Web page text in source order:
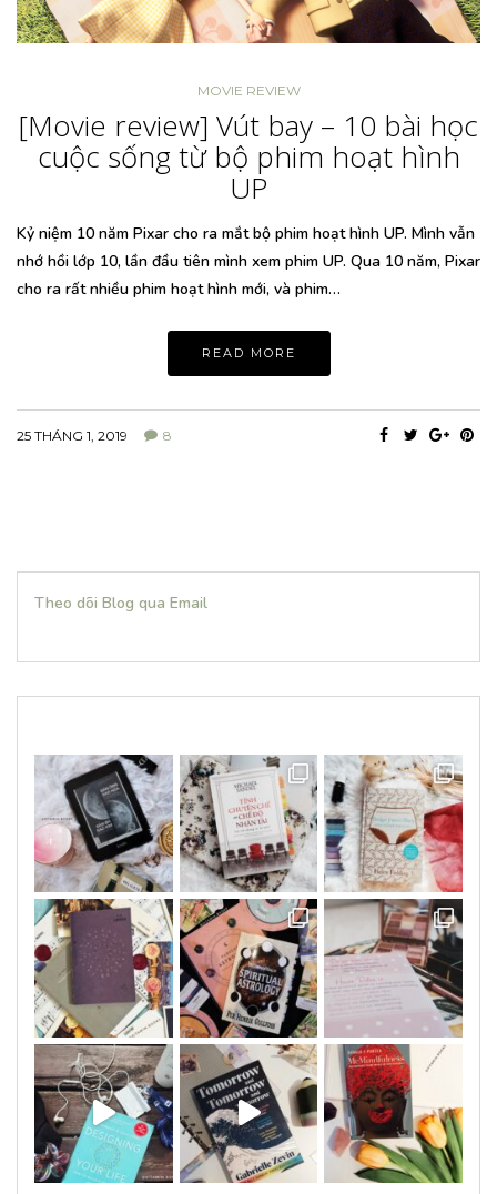
MOVIE REVIEW
[Movie review] Vút bay – 10 bài học
cuộc sống từ bộ phim hoạt hình
UP
Kỷ niệm 10 năm Pixar cho ra mắt bộ phim hoạt hình UP. Mình vẫn
nhớ hồi lớp 10, lần đầu tiên mình xem phim UP. Qua 10 năm, Pixar
cho ra rất nhiều phim hoạt hình mới, và phim…
READ MORE
25 THÁNG 1, 2019 8
Theo dõi Blog qua Email